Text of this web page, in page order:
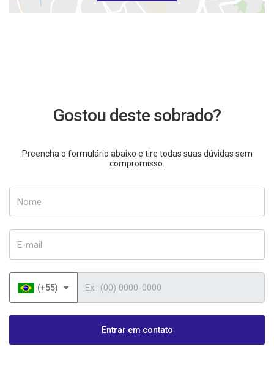
Gostou deste sobrado?
Preencha o formulário abaixo e tire todas suas dúvidas sem
compromisso.
(+55)
Entrar em contato